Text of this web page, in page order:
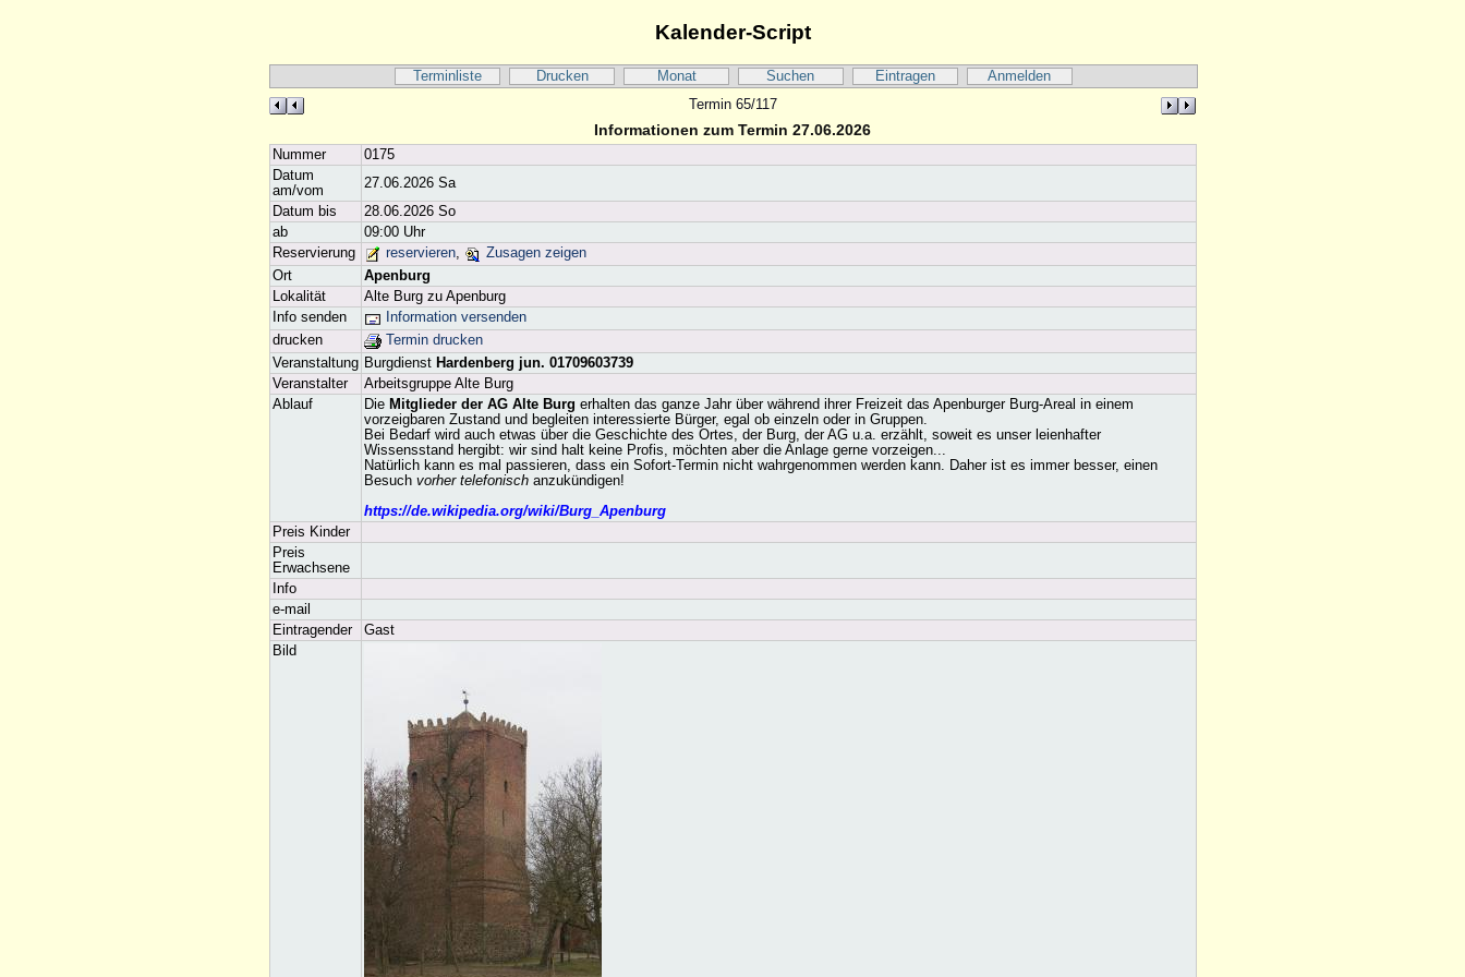
Kalender-Script
Terminliste Drucken Monat Suchen Eintragen
Anmelden
Termin 65/117
Informationen zum Termin 27.06.2026
Nummer
0175
Datum
am/vom
27.06.2026 Sa
Datum bis
28.06.2026 So
ab
09:00 Uhr
Reservierung
reservieren,
Zusagen zeigen
Ort
Apenburg
Lokalität
Alte Burg zu Apenburg
Info senden
Information versenden
drucken
Termin drucken
Veranstaltung Burgdienst Hardenberg jun. 01709603739
Veranstalter
Arbeitsgruppe Alte Burg
Ablauf
Die Mitglieder der AG Alte Burg erhalten das ganze Jahr über während ihrer Freizeit das Apenburger Burg-Areal in einem
vorzeigbaren Zustand und begleiten interessierte Bürger, egal ob einzeln oder in Gruppen.
Bei Bedarf wird auch etwas über die Geschichte des Ortes, der Burg, der AG u.a. erzählt, soweit es unser leienhafter
Wissensstand hergibt: wir sind halt keine Profis, möchten aber die Anlage gerne vorzeigen...
Natürlich kann es mal passieren, dass ein Sofort-Termin nicht wahrgenommen werden kann. Daher ist es immer besser, einen
Besuch vorher telefonisch anzukündigen!
https://de.wikipedia.org/wiki/Burg_Apenburg
Preis Kinder
Preis
Erwachsene
Info
e-mail
Eintragender
Gast
Bild